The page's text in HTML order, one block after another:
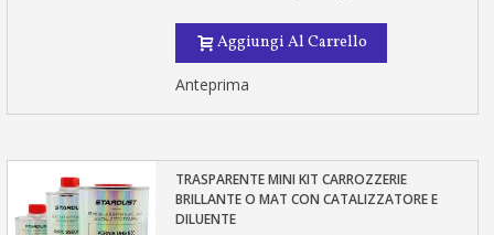
Aggiungi Al Carrello
Anteprima
TRASPARENTE MINI KIT CARROZZERIE
BRILLANTE O MAT CON CATALIZZATORE E
DILUENTE